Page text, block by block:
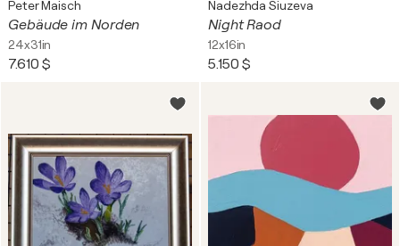
Peter Maisch
Gebäude im Norden
24x31in
7.610 $
Nadezhda Siuzeva
Night Raod
12x16in
5.150 $